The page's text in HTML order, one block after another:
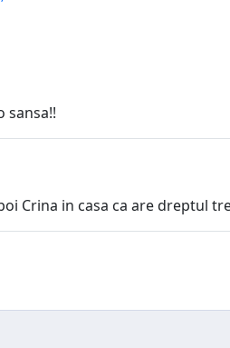
sansa!!
Crina in casa ca are dreptul